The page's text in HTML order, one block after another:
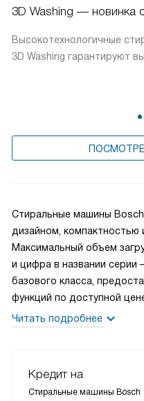
3D Washing — новинка
Высокотехнологичные
3D Washing гарантируют
Стиральные машины
дизайном, компактностью
Максимальный объем
и цифра в названии серии
базового класса,
функций по доступной
Читать подробнее
Кредит на
Стиральные машины Bosch